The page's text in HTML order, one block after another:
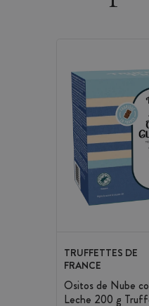
TRUFFETTES DE
FRANCE
Ositos de Nube
Leche 200 g